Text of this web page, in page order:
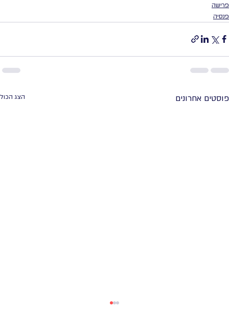
פרישה
פנסיה
פוסטים אחרונים הצג הכול